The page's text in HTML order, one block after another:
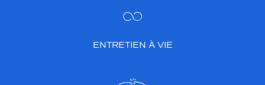
ENTRETIEN À VIE